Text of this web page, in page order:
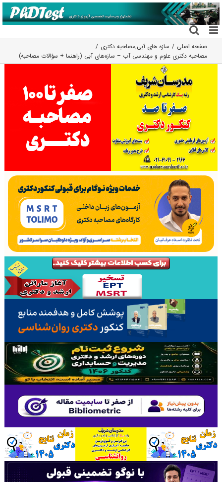
رفتن
به
محتوا
صفحه اصلی سازه های آبی,مصاحبه دکتری
مصاحبه دکتری علوم و مهندسی آب – سازه‌های آبی (راهنما + سؤالات مصاحبه)